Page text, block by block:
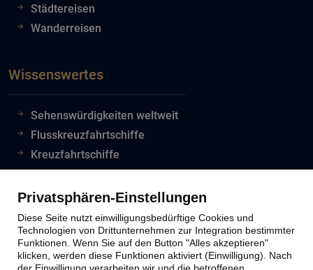
Städtereisen
Wanderreisen
Wissenswertes
Sehenswürdigkeiten weltweit
Flusskreuzfahrtschiffe
Kreuzfahrtschiffe
Flughafeninformationen
Reiseinfos Auswertiges Amt
Lion Tours Reise Blog
Lion Tours Kontakt
Privatsphären-Einstellungen
Diese Seite nutzt einwilligungsbedürftige Cookies und
Technologien von Drittunternehmen zur Integration bestimmter
Funktionen. Wenn Sie auf den Button "Alles akzeptieren"
klicken, werden diese Funktionen aktiviert (Einwilligung). Nach